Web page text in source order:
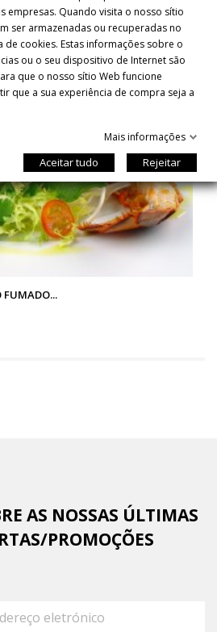
FUMADO...
AS NOSSAS ÚLTIMAS
PROMOÇÕES
empresas. Quando visita o nosso sítio
ser armazenadas ou recuperadas no
cookies. Estas informações sobre o
ou o seu dispositivo de Internet são
que o nosso sítio Web funcione
que a sua experiência de compra seja a
Mais informações
Aceitar tudo Rejeitar